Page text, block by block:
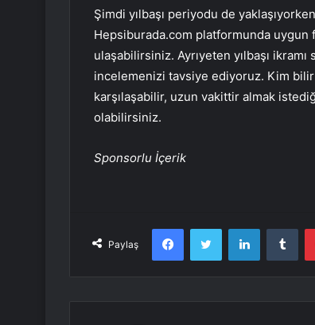
Şimdi yılbaşı periyodu de
Hepsiburada.com platformunda uygun
ulaşabilirsiniz. Ayrıyeten yılbaşı
incelemenizi tavsiye ediyoruz. Kim
karşılaşabilir, uzun vakittir almak
olabilirsiniz.
Sponsorlu İçerik
Paylaş
FacebookTwitter LinkedIn